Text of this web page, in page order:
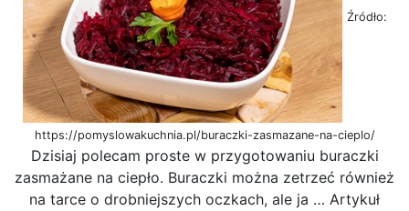
Źródło:
https://pomyslowakuchnia.pl/buraczki-zasmazane-na-cieplo/
Dzisiaj polecam proste w przygotowaniu buraczki
zasmażane na ciepło. Buraczki można zetrzeć również
na tarce o drobniejszych oczkach, ale ja … Artykuł